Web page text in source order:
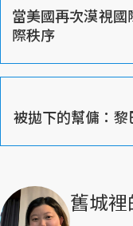
當美國再次漠視
際秩序
被拋下的幫傭：
舊城裡